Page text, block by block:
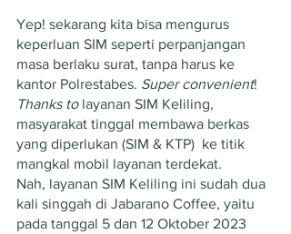
Yep! sekarang kita bisa mengurus
keperluan SIM seperti perpanjangan
masa berlaku surat, tanpa harus ke
kantor Polrestabes. Super convenient!
Thanks to layanan SIM Keliling,
masyarakat tinggal membawa berkas
yang diperlukan (SIM & KTP)  ke titik
mangkal mobil layanan terdekat.
Nah, layanan SIM Keliling ini sudah dua
kali singgah di Jabarano Coffee, yaitu
pada tanggal 5 dan 12 Oktober 2023